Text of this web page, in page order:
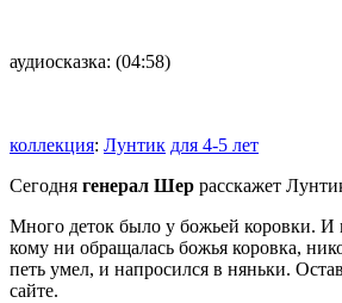
аудиосказка: (04:58)
коллекция: Лунтик для 4-5 лет
Сегодня генерал Шер расскажет
Много деток было у божьей коровки. И
кому ни обращалась божья коровка,
петь умел, и напросился в няньки.
сайте.